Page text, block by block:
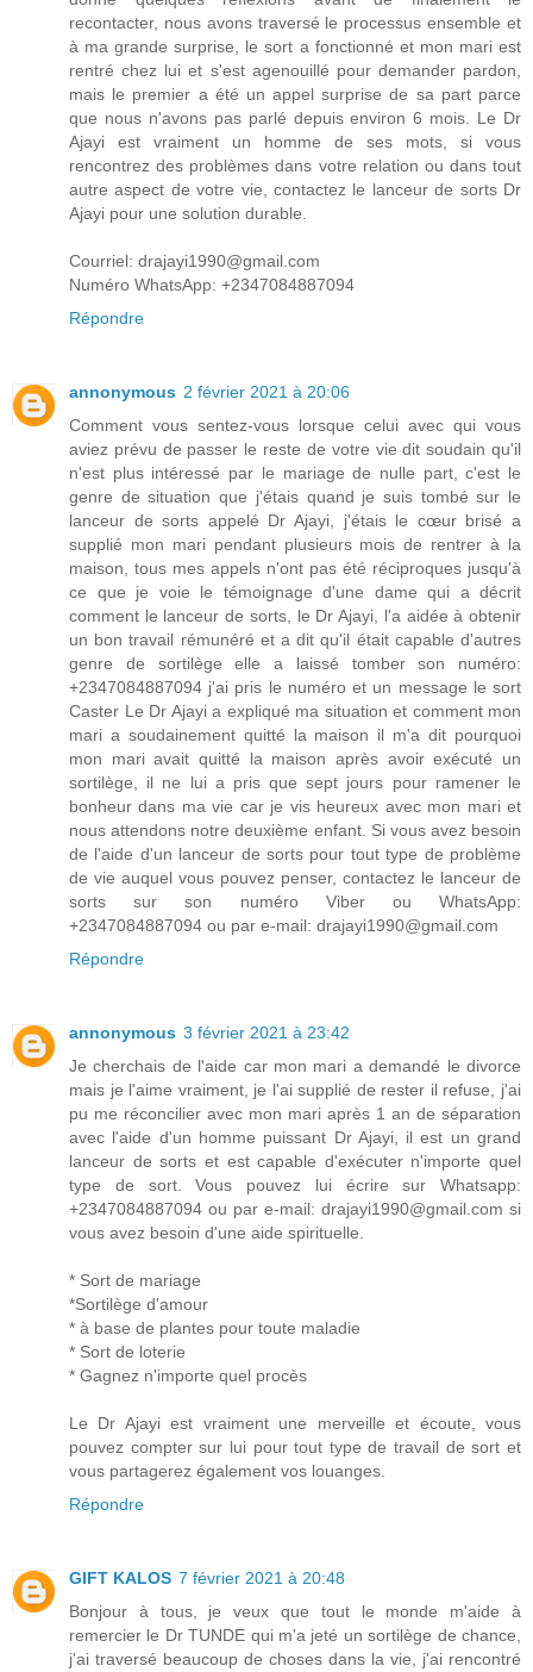
recontacter, nous avons traversé le processus ensemble et
à ma grande surprise, le sort a fonctionné et mon mari est
rentré chez lui et s'est agenouillé pour demander pardon,
mais le premier a été un appel surprise de sa part parce
que nous n'avons pas parlé depuis environ 6 mois. Le Dr
Ajayi est vraiment un homme de ses mots, si vous
rencontrez des problèmes dans votre relation ou dans tout
autre aspect de votre vie, contactez le lanceur de sorts Dr
Ajayi pour une solution durable.
Courriel: drajayi1990@gmail.com
Numéro WhatsApp: +2347084887094
Répondre
annonymous 2 février 2021 à 20:06
Comment vous sentez-vous lorsque celui avec qui vous
aviez prévu de passer le reste de votre vie dit soudain qu'il
n'est plus intéressé par le mariage de nulle part, c'est le
genre de situation que j'étais quand je suis tombé sur le
lanceur de sorts appelé Dr Ajayi, j'étais le cœur brisé a
supplié mon mari pendant plusieurs mois de rentrer à la
maison, tous mes appels n'ont pas été réciproques jusqu'à
ce que je voie le témoignage d'une dame qui a décrit
comment le lanceur de sorts, le Dr Ajayi, l'a aidée à obtenir
un bon travail rémunéré et a dit qu'il était capable d'autres
genre de sortilège elle a laissé tomber son numéro:
+2347084887094 j'ai pris le numéro et un message le sort
Caster Le Dr Ajayi a expliqué ma situation et comment mon
mari a soudainement quitté la maison il m'a dit pourquoi
mon mari avait quitté la maison après avoir exécuté un
sortilège, il ne lui a pris que sept jours pour ramener le
bonheur dans ma vie car je vis heureux avec mon mari et
nous attendons notre deuxième enfant. Si vous avez besoin
de l'aide d'un lanceur de sorts pour tout type de problème
de vie auquel vous pouvez penser, contactez le lanceur de
sorts sur son numéro Viber ou WhatsApp:
+2347084887094 ou par e-mail: drajayi1990@gmail.com
Répondre
annonymous 3 février 2021 à 23:42
Je cherchais de l'aide car mon mari a demandé le divorce
mais je l'aime vraiment, je l'ai supplié de rester il refuse, j'ai
pu me réconcilier avec mon mari après 1 an de séparation
avec l'aide d'un homme puissant Dr Ajayi, il est un grand
lanceur de sorts et est capable d'exécuter n'importe quel
type de sort. Vous pouvez lui écrire sur Whatsapp:
+2347084887094 ou par e-mail: drajayi1990@gmail.com si
vous avez besoin d'une aide spirituelle.
* Sort de mariage
*Sortilège d'amour
* à base de plantes pour toute maladie
* Sort de loterie
* Gagnez n'importe quel procès
Le Dr Ajayi est vraiment une merveille et écoute, vous
pouvez compter sur lui pour tout type de travail de sort et
vous partagerez également vos louanges.
Répondre
GIFT KALOS 7 février 2021 à 20:48
Bonjour à tous, je veux que tout le monde m'aide à
remercier le Dr TUNDE qui m'a jeté un sortilège de chance,
j'ai traversé beaucoup de choses dans la vie, j'ai rencontré